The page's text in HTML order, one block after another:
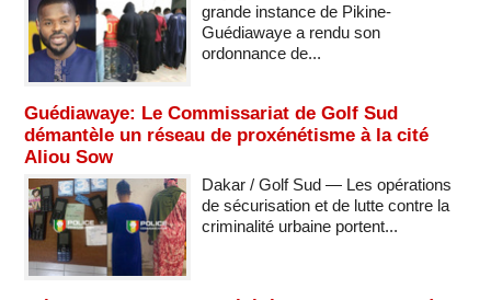
grande instance de Pikine-
Guédiawaye a rendu son
ordonnance de...
Guédiawaye: Le Commissariat de Golf Sud
démantèle un réseau de proxénétisme à la cité
Aliou Sow
Dakar / Golf Sud — Les opérations
de sécurisation et de lutte contre la
criminalité urbaine portent...